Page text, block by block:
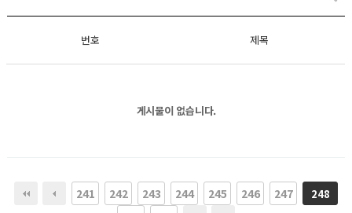
번호 제목
게시물이 없습니다.
241 242 243 244 245 246 247 248